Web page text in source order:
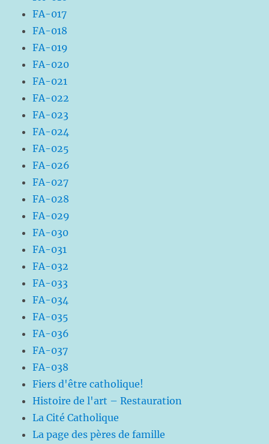
FA-017
FA-018
FA-019
FA-020
FA-021
FA-022
FA-023
FA-024
FA-025
FA-026
FA-027
FA-028
FA-029
FA-030
FA-031
FA-032
FA-033
FA-034
FA-035
FA-036
FA-037
FA-038
Fiers d'être catholique!
Histoire de l'art – Restauration
La Cité Catholique
La page des pères de famille